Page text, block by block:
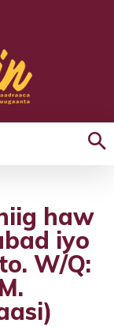
haw
iyo
W/Q: